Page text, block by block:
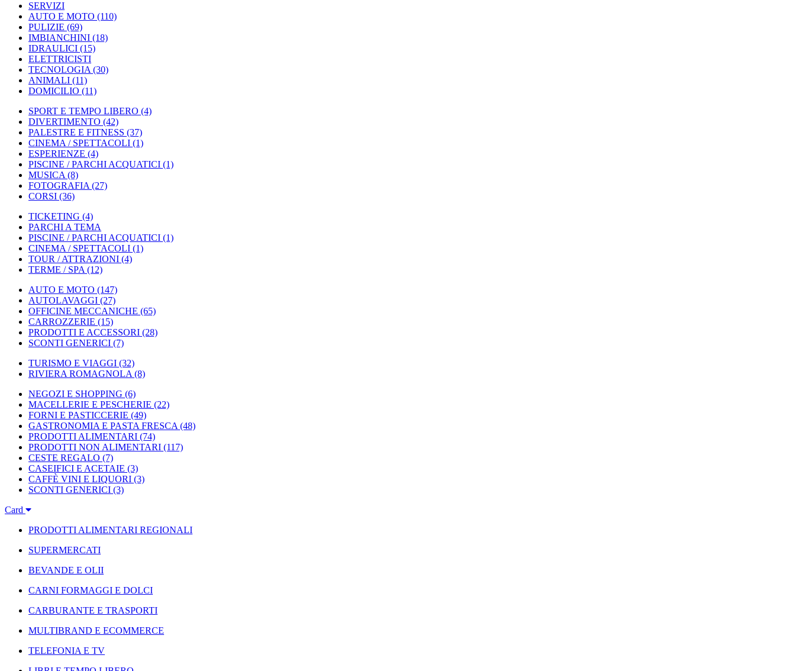
SERVIZI
AUTO E MOTO (110)
PULIZIE (69)
IMBIANCHINI (18)
IDRAULICI (15)
ELETTRICISTI
TECNOLOGIA (30)
ANIMALI (11)
DOMICILIO (11)
SPORT E TEMPO LIBERO (4)
DIVERTIMENTO (42)
PALESTRE E FITNESS (37)
CINEMA / SPETTACOLI (1)
ESPERIENZE (4)
PISCINE / PARCHI ACQUATICI (1)
MUSICA (8)
FOTOGRAFIA (27)
CORSI (36)
TICKETING (4)
PARCHI A TEMA
PISCINE / PARCHI ACQUATICI (1)
CINEMA / SPETTACOLI (1)
TOUR / ATTRAZIONI (4)
TERME / SPA (12)
AUTO E MOTO (147)
AUTOLAVAGGI (27)
OFFICINE MECCANICHE (65)
CARROZZERIE (15)
PRODOTTI E ACCESSORI (28)
SCONTI GENERICI (7)
TURISMO E VIAGGI (32)
RIVIERA ROMAGNOLA (8)
NEGOZI E SHOPPING (6)
MACELLERIE E PESCHERIE (22)
FORNI E PASTICCERIE (49)
GASTRONOMIA E PASTA FRESCA (48)
PRODOTTI ALIMENTARI (74)
PRODOTTI NON ALIMENTARI (117)
CESTE REGALO (7)
CASEIFICI E ACETAIE (3)
CAFFÈ VINI E LIQUORI (3)
SCONTI GENERICI (3)
Card
PRODOTTI ALIMENTARI REGIONALI
SUPERMERCATI
BEVANDE E OLII
CARNI FORMAGGI E DOLCI
CARBURANTE E TRASPORTI
MULTIBRAND E ECOMMERCE
TELEFONIA E TV